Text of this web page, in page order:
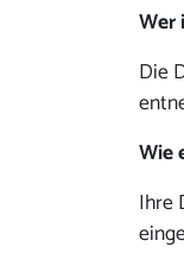
Wer
Die
Wie
Ihre